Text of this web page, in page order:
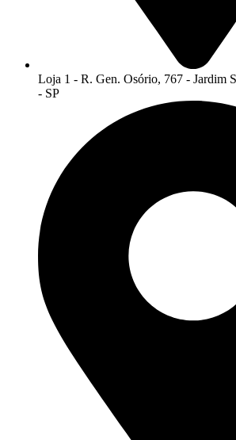
Loja 1 - R. Gen. Osório, 767 - Jardim
- SP